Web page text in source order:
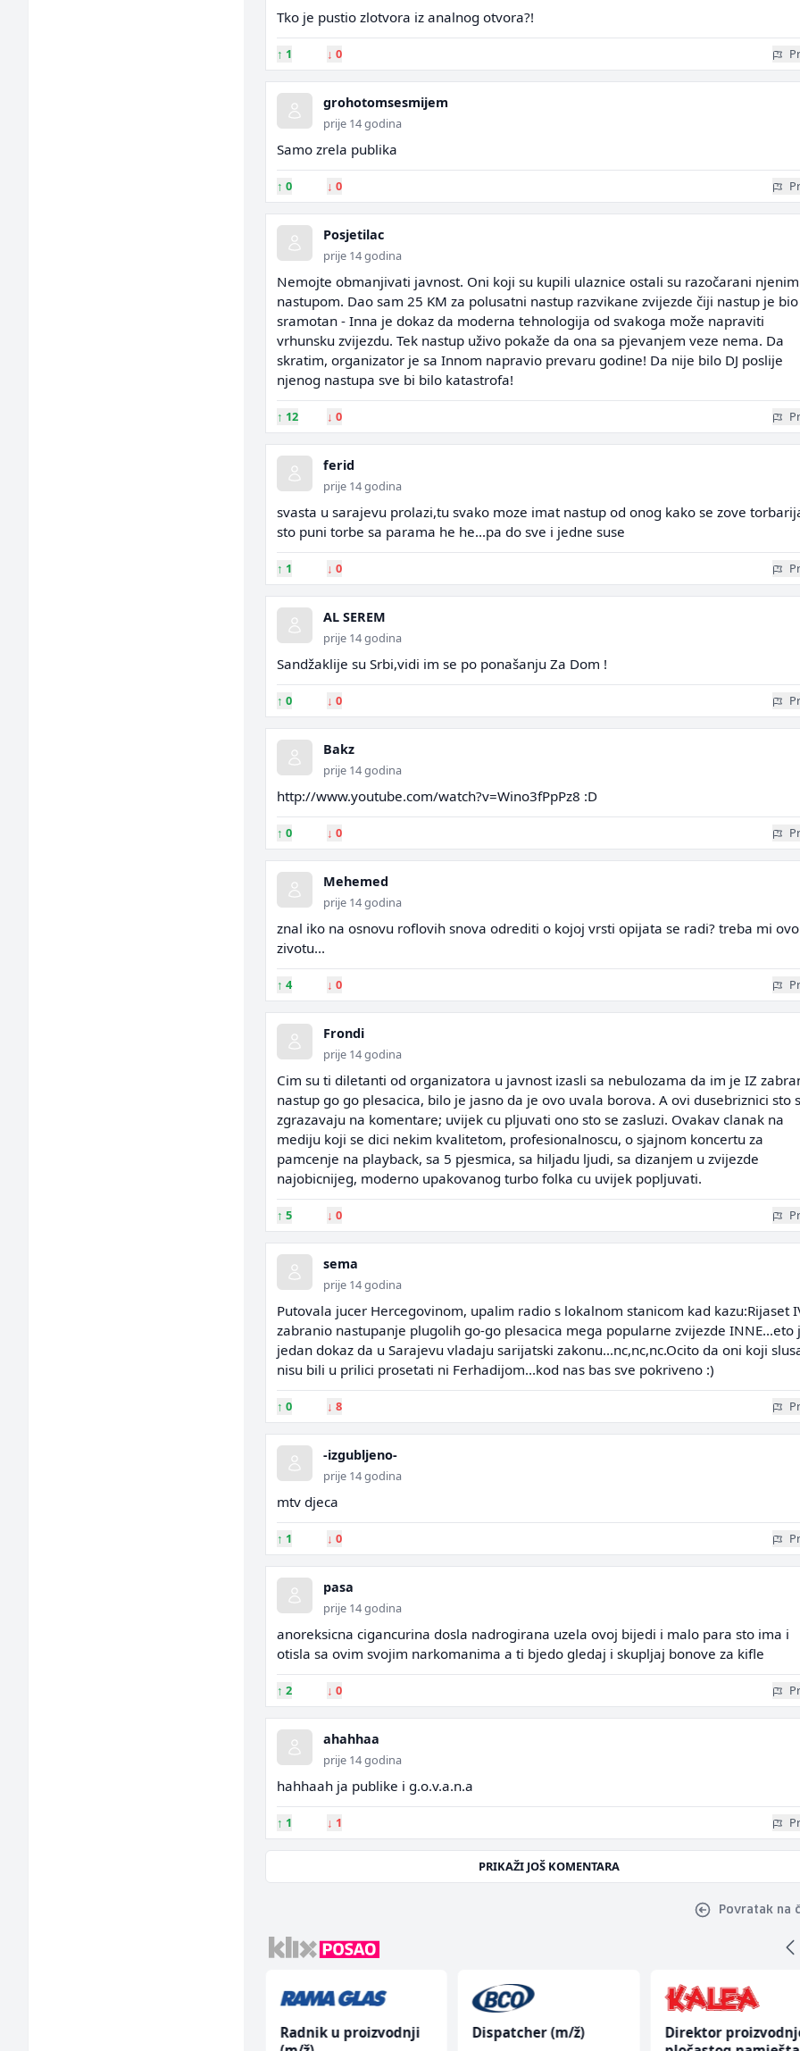
Tko je pustio zlotvora iz analnog otvora?!
↑ 1 ↓ 0
grohotomsesmijem
prije 14 godina
Samo zrela publika
↑ 0 ↓ 0
Posjetilac
prije 14 godina
Nemojte obmanjivati javnost. Oni koji su kupili ulaznice ostali su razočarani njenim
nastupom. Dao sam 25 KM za polusatni nastup razvikane zvijezde čiji nastup je bio
sramotan - Inna je dokaz da moderna tehnologija od svakoga može napraviti
vrhunsku zvijezdu. Tek nastup uživo pokaže da ona sa pjevanjem veze nema. Da
skratim, organizator je sa Innom napravio prevaru godine! Da nije bilo DJ poslije
njenog nastupa sve bi bilo katastrofa!
↑ 12 ↓ 0
ferid
prije 14 godina
svasta u sarajevu prolazi,tu svako moze imat nastup od onog kako se zove
sto puni torbe sa parama he he...pa do sve i jedne suse
↑ 1 ↓ 0
AL SEREM
prije 14 godina
Sandžaklije su Srbi,vidi im se po ponašanju Za Dom !
↑ 0 ↓ 0
Bakz
prije 14 godina
http://www.youtube.com/watch?v=Wino3fPpPz8 :D
↑ 0 ↓ 0
Mehemed
prije 14 godina
znal iko na osnovu roflovih snova odrediti o kojoj vrsti opijata se radi? treba mi
zivotu...
↑ 4 ↓ 0
Frondi
prije 14 godina
Cim su ti diletanti od organizatora u javnost izasli sa nebulozama da im je IZ
nastup go go plesacica, bilo je jasno da je ovo uvala borova. A ovi dusebriznici sto
zgrazavaju na komentare; uvijek cu pljuvati ono sto se zasluzi. Ovakav clanak na
mediju koji se dici nekim kvalitetom, profesionalnoscu, o sjajnom koncertu za
pamcenje na playback, sa 5 pjesmica, sa hiljadu ljudi, sa dizanjem u zvijezde
najobicnijeg, moderno upakovanog turbo folka cu uvijek popljuvati.
↑ 5 ↓ 0
sema
prije 14 godina
Putovala jucer Hercegovinom, upalim radio s lokalnom stanicom kad kazu:Rijaset
zabranio nastupanje plugolih go-go plesacica mega popularne zvijezde INNE...eto
jedan dokaz da u Sarajevu vladaju sarijatski zakonu...nc,nc,nc.Ocito da oni koji
nisu bili u prilici prosetati ni Ferhadijom...kod nas bas sve pokriveno :)
↑ 0 ↓ 8
-izgubljeno-
prije 14 godina
mtv djeca
↑ 1 ↓ 0
pasa
prije 14 godina
anoreksicna cigancurina dosla nadrogirana uzela ovoj bijedi i malo para sto ima i
otisla sa ovim svojim narkomanima a ti bjedo gledaj i skupljaj bonove za kifle
↑ 2 ↓ 0
ahahhaa
prije 14 godina
hahhaah ja publike i g.o.v.a.n.a
↑ 1 ↓ 1
PRIKAŽI JOŠ KOMENTARA
Povratak na
Radnik u proizvodnji
Dispatcher (m/ž)
Direktor